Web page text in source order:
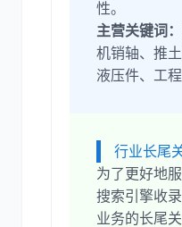
性。
主营关键词：
机销轴、推
液压件、工
行业长尾
为了更好地
搜索引擎收
业务的长尾关